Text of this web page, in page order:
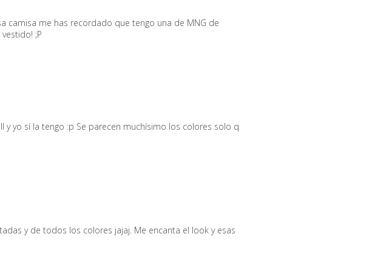
camisa me has recordado que tengo una de MNG de
;P
yo sí la tengo :p Se parecen muchísimo los colores solo q
y de todos los colores jajaj. Me encanta el look y esas